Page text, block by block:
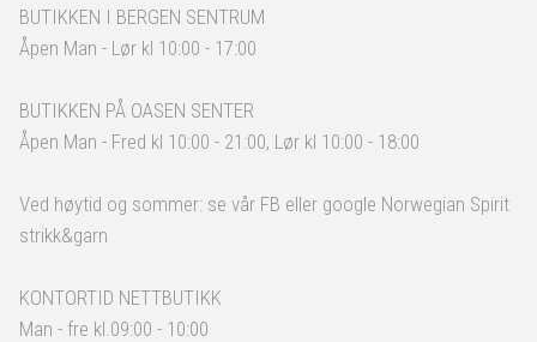
BUTIKKEN I BERGEN SENTRUM
Åpen Man - Lør kl 10:00 - 17:00
BUTIKKEN PÅ OASEN SENTER
Åpen Man - Fred kl 10:00 - 21:00, Lør kl 10:00 - 18:00
Ved høytid og sommer: se vår FB eller google Norwegian Spirit
strikk&garn
KONTORTID NETTBUTIKK
Man - fre kl.09:00 - 10:00